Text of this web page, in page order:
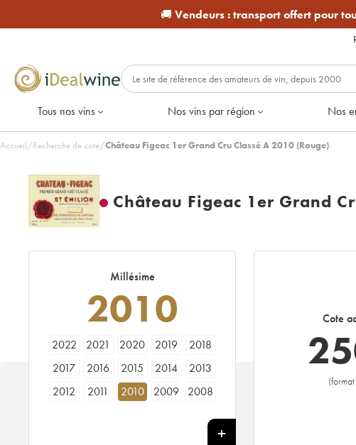
🚚 Vendeurs :transport offert pour
Tous nos vins Nos vins par région Nos
Accueil/Recherche de cote/Château Figeac 1er Grand Cru Classé A 2010 (Rouge)
Château Figeac 1er Grand
Millésime
2010
2022 2021 2020 2019
2018
2017
2016 2015 2014
2013
2012
2011 2010 2009
2008
Cote